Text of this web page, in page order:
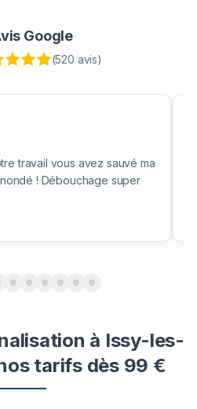
Google
(520 avis)
de ma fosses septique ! Enfin
efficace et qui nettoie vraiment ma
à Issy-les-
tarifs dès 99 €